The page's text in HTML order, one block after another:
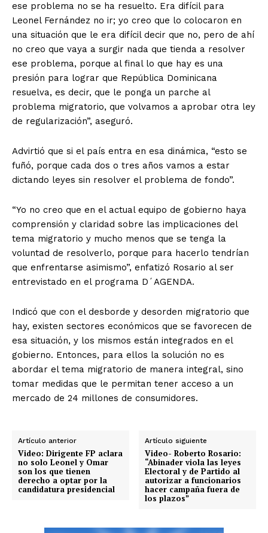
ese problema no se ha resuelto. Era difícil para
Leonel Fernández no ir; yo creo que lo colocaron en
una situación que le era difícil decir que no, pero de ahí
no creo que vaya a surgir nada que tienda a resolver
ese problema, porque al final lo que hay es una
presión para lograr que República Dominicana
resuelva, es decir, que le ponga un parche al
problema migratorio, que volvamos a aprobar otra ley
de regularización”, aseguró.
Advirtió que si el país entra en esa dinámica, “esto se
fuñó, porque cada dos o tres años vamos a estar
dictando leyes sin resolver el problema de fondo”.
“Yo no creo que en el actual equipo de gobierno haya
comprensión y claridad sobre las implicaciones del
tema migratorio y mucho menos que se tenga la
voluntad de resolverlo, porque para hacerlo tendrían
que enfrentarse asimismo”, enfatizó Rosario al ser
entrevistado en el programa D´AGENDA.
Indicó que con el desborde y desorden migratorio que
hay, existen sectores económicos que se favorecen de
esa situación, y los mismos están integrados en el
gobierno. Entonces, para ellos la solución no es
abordar el tema migratorio de manera integral, sino
tomar medidas que le permitan tener acceso a un
mercado de 24 millones de consumidores.
Artículo anterior
Video: Dirigente FP aclara
no solo Leonel y Omar
son los que tienen
derecho a optar por la
candidatura presidencial
Artículo siguiente
Video- Roberto Rosario:
“Abinader viola las leyes
Electoral y de Partido al
autorizar a funcionarios
hacer campaña fuera de
los plazos”